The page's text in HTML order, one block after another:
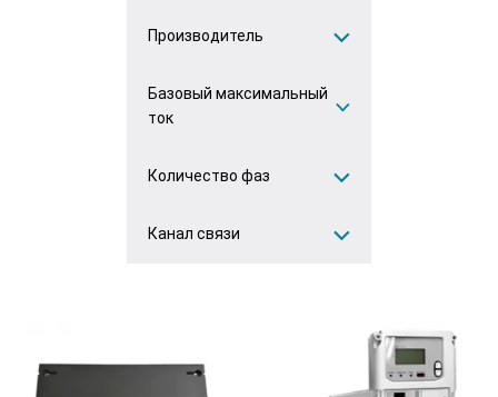
Производитель
ICBCOM(13)
Базовый максимальный
ток
1(2)А(2)
Количество фаз
Однофазный
Канал связи